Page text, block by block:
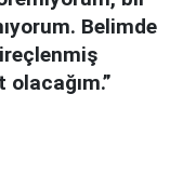
Belimde